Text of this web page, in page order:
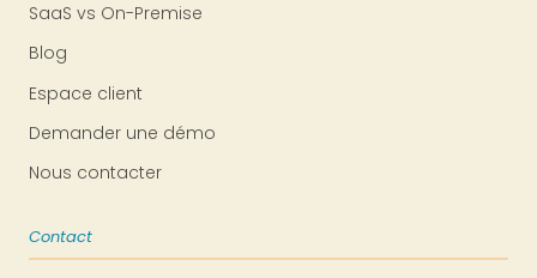
SaaS vs On-Premise
Blog
Espace client
Demander une démo
Nous contacter
Contact